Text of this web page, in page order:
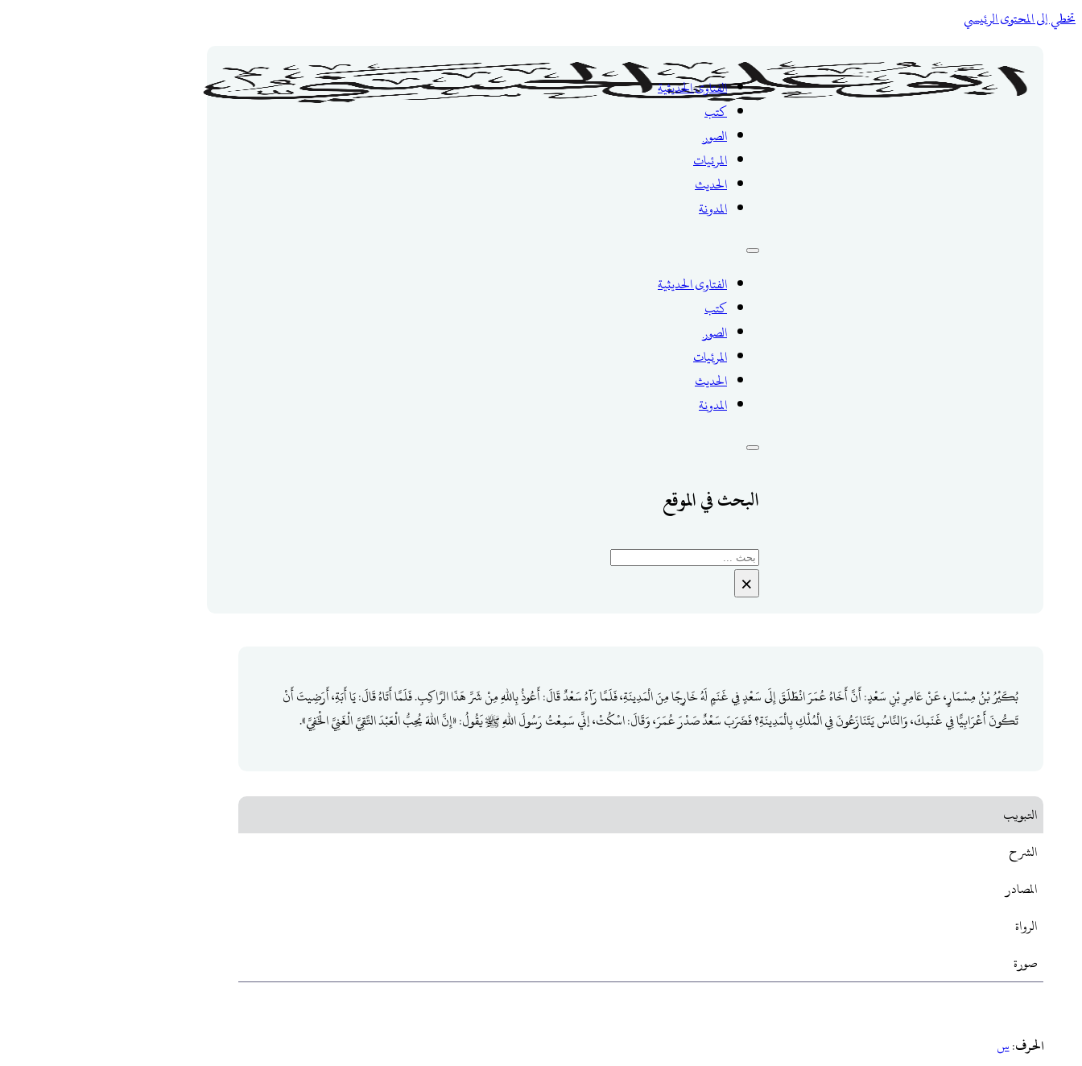
تخطي إلى المحتوى الرئيسي
الفتاوى الحديثية
كتب
الصور
المرئيات
الحديث
المدونة
الفتاوى الحديثية
كتب
الصور
المرئيات
الحديث
المدونة
البحث في الموقع
بحث
×
بُكَيْرُ بْنُ مِسْمَارٍ، عَنْ عَامِرِ بْنِ سَعْدٍ: أَنَّ أَخَاهُ عُمَرَ انْطَلَقَ إِلَى سَعْدٍ فِي غَنَمٍ لَهُ خَارِجًا مِنَ الْمَدِينَةِ، فَلَمَّا رَآهُ سَعْدٌ قَالَ: أَعُوذُ بِاللهِ مِنْ شَرِّ هَذَا الرَّاكِبِ. فَلَمَّا أَتَاهُ قَالَ: يَا أَبَةِ، أَرَضِيتَ أَنْ
تَكُونَ أَعْرَابِيًّا فِي غَنَمِكَ، وَالنَّاسُ يَتَنَازَعُونَ فِي الْمُلْكِ بِالْمَدِينَةِ؟ فَضَرَبَ سَعْدٌ صَدْرَ عُمَرَ، وَقَالَ: اسْكُتْ، إنِّي سَمِعْتُ رَسُولَ اللهِ ﷺ يَقُولُ: «إِنَّ اللهَ يُحِبُّ الْعَبْدَ التَّقِيَّ الْغَنِيَّ الْخَفِيَّ».
التبويب
الشرح
المصادر
الرواة
صورة
الحرف:س